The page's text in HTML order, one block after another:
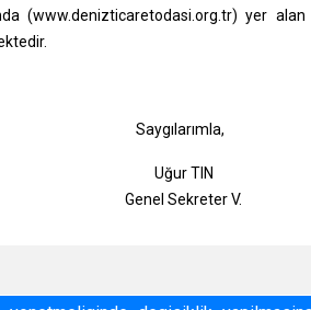
(www.denizticaretodasi.org.tr) yer alan
TIN
V.